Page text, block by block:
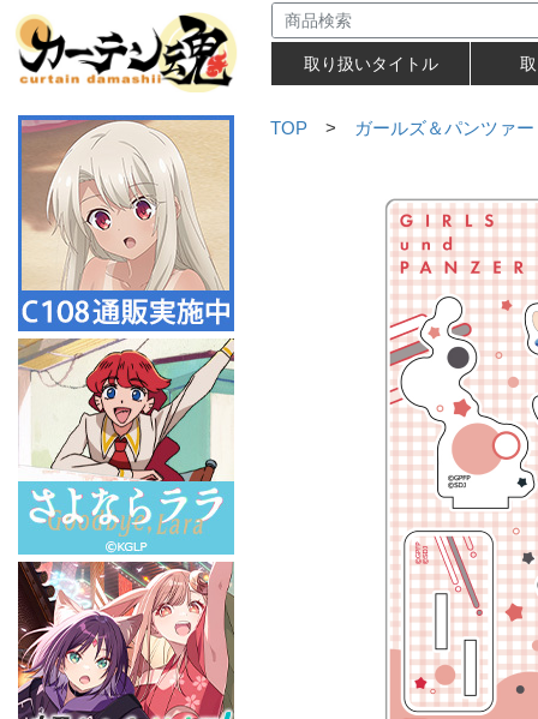
取り扱いタイトル
TOP > ガールズ＆パンツァ